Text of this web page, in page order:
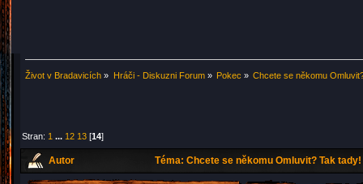
Život v Bradavicích » Hráči - Diskuzni Forum» Pokec » Chcete se někomu
Stran: 1 ... 12 13 [14]
Autor Téma: Chcete se někomu Omluvit? Tak